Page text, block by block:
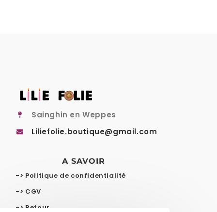
Sainghin en Weppes
Liliefolie.boutique@gmail.com
A SAVOIR
-> Politique de confidentialité
-> CGV
-> Retour